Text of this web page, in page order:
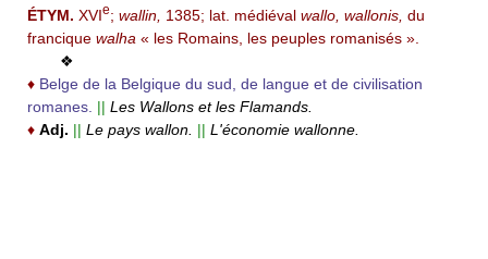
ÉTYM. XVIe; wallin, 1385; lat. médiéval wallo, wallonis, du
francique walha « les Romains, les peuples romanisés ».
❖
♦ Belge de la Belgique du sud, de langue et de civilisation
romanes. || Les Wallons et les Flamands.
♦ Adj. || Le pays wallon. || L'économie wallonne.